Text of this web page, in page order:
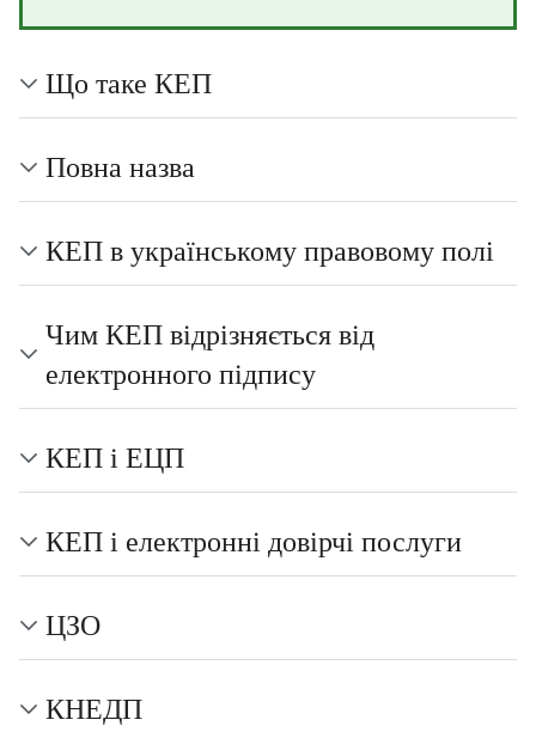
Що таке КЕП
Повна назва
КЕП в українському правовому полі
Чим КЕП відрізняється від
електронного підпису
КЕП і ЕЦП
КЕП і електронні довірчі послуги
ЦЗО
КНЕДП